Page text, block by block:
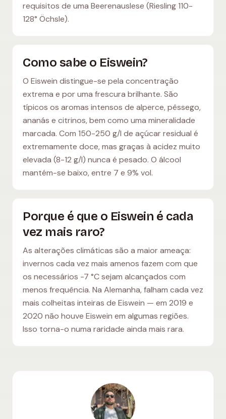
requisitos de uma Beerenauslese (Riesling 110-
128° Öchsle).
Como sabe o Eiswein?
O Eiswein distingue-se pela concentração
extrema e por uma frescura brilhante. São
típicos os aromas intensos de alperce, pêssego,
ananás e citrinos, bem como uma mineralidade
marcada. Com 150-250 g/l de açúcar residual é
extremamente doce, mas graças à acidez muito
elevada (8-12 g/l) nunca é pesado. O álcool
mantém-se baixo, entre 7 e 9% vol.
Porque é que o Eiswein é cada
vez mais raro?
As alterações climáticas são a maior ameaça:
invernos cada vez mais amenos fazem com que
os necessários -7 °C sejam alcançados com
menos frequência. Na Alemanha, falham cada vez
mais colheitas inteiras de Eiswein — em 2019 e
2020 não houve Eiswein em algumas regiões.
Isso torna-o numa raridade ainda mais rara.